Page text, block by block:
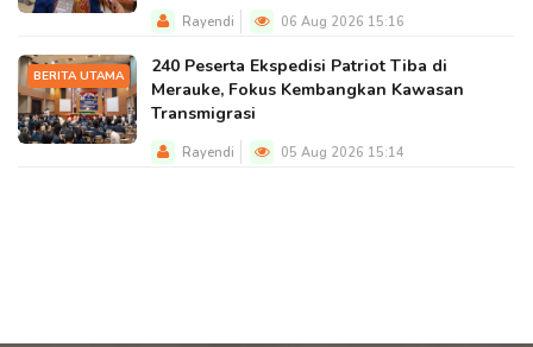
Rayendi 06 Aug 2026 15:16
BERITA UTAMA
240 Peserta Ekspedisi Patriot Tiba di
Merauke, Fokus Kembangkan Kawasan
Transmigrasi
Rayendi 05 Aug 2026 15:14